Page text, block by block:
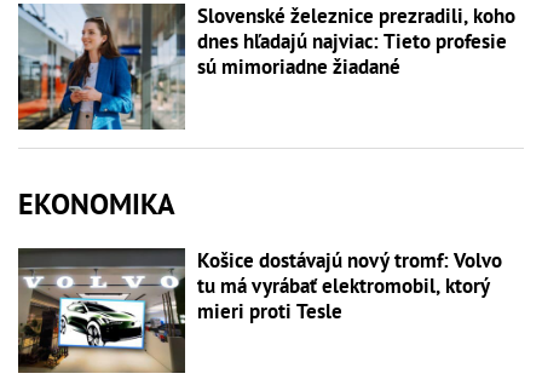
Slovenské železnice prezradili, koho
dnes hľadajú najviac: Tieto profesie
sú mimoriadne žiadané
EKONOMIKA
Košice dostávajú nový tromf: Volvo
tu má vyrábať elektromobil, ktorý
mieri proti Tesle